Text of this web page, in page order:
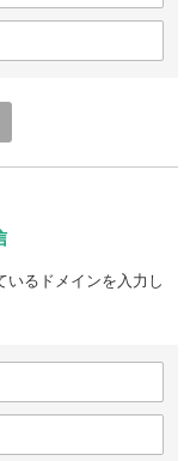
いるドメインを入力し